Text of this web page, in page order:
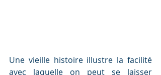
Une vieille histoire illustre la facilité
avec laquelle on peut se laisser